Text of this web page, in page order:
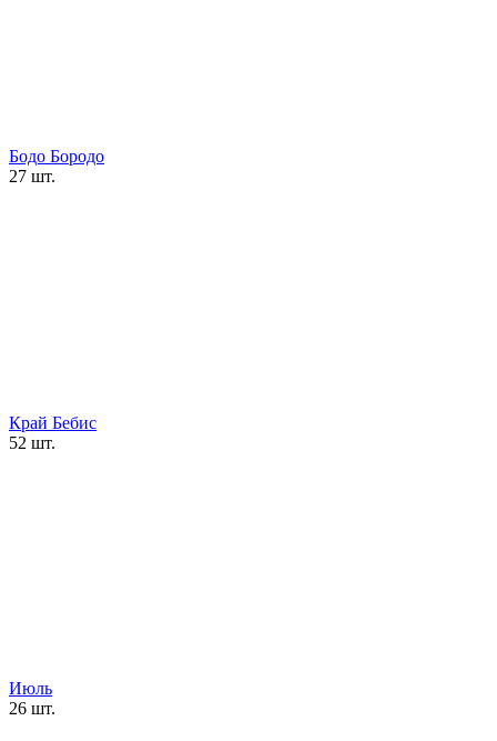
Бодо Бородо
27 шт.
Край Бебис
52 шт.
Июль
26 шт.